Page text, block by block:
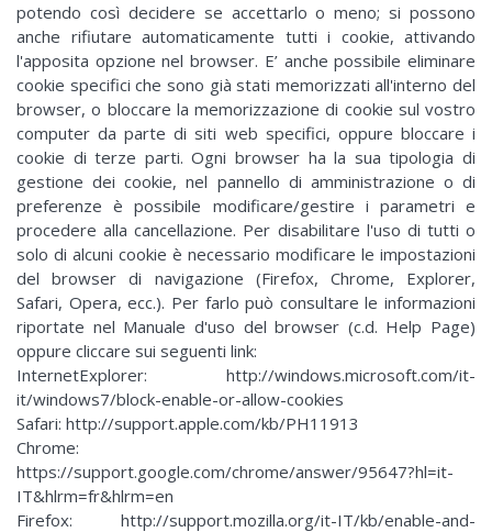
potendo così decidere se accettarlo o meno; si possono
anche rifiutare automaticamente tutti i cookie, attivando
l'apposita opzione nel browser. E’ anche possibile eliminare
cookie specifici che sono già stati memorizzati all'interno del
browser, o bloccare la memorizzazione di cookie sul vostro
computer da parte di siti web specifici, oppure bloccare i
cookie di terze parti. Ogni browser ha la sua tipologia di
gestione dei cookie, nel pannello di amministrazione o di
preferenze è possibile modificare/gestire i parametri e
procedere alla cancellazione. Per disabilitare l'uso di tutti o
solo di alcuni cookie è necessario modificare le impostazioni
del browser di navigazione (Firefox, Chrome, Explorer,
Safari, Opera, ecc.). Per farlo può consultare le informazioni
riportate nel Manuale d'uso del browser (c.d. Help Page)
oppure cliccare sui seguenti link:
InternetExplorer: http://windows.microsoft.com/it-
it/windows7/block-enable-or-allow-cookies
Safari: http://support.apple.com/kb/PH11913
Chrome:
https://support.google.com/chrome/answer/95647?hl=it-
IT&hlrm=fr&hlrm=en
Firefox: http://support.mozilla.org/it-IT/kb/enable-and-